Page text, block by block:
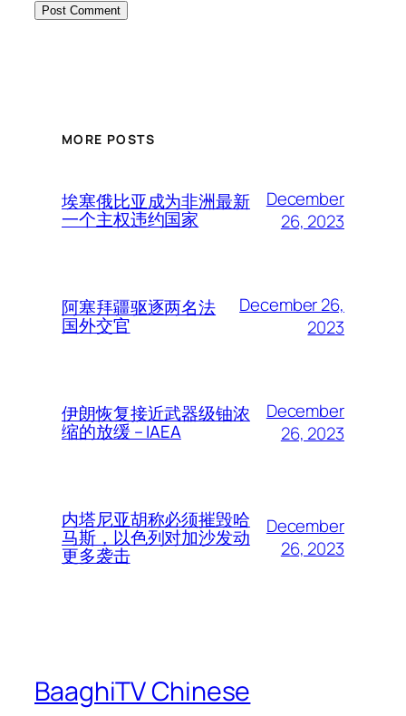
MORE POSTS
埃塞俄比亚成为非洲最新
一个主权违约国家
December
26, 2023
阿塞拜疆驱逐两名法
国外交官
December 26,
2023
伊朗恢复接近武器级铀浓
缩的放缓 – IAEA
December
26, 2023
内塔尼亚胡称必须摧毁哈
马斯，以色列对加沙发动
更多袭击
December
26, 2023
BaaghiTV Chinese